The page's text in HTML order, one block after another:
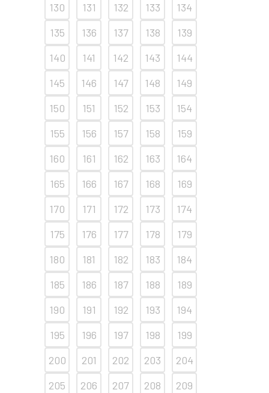
130
131 132 133
134
135
136 137 138
139
140
141 142 143
144
145
146 147 148
149
150
151 152 153
154
155
156 157 158
159
160
161 162 163
164
165
166 167 168
169
170
171 172 173
174
175
176 177 178
179
180
181 182 183
184
185
186 187 188
189
190
191 192 193
194
195
196 197 198
199
200
201 202 203
204
205
206 207 208
209